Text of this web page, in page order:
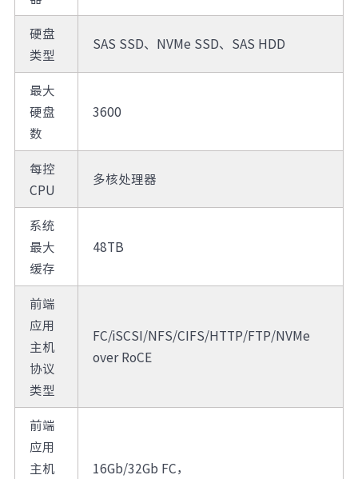
硬盘
类型
SAS SSD、NVMe SSD、SAS HDD
最大
硬盘
数
3600
每控
CPU
多核处理器
系统
最大
缓存
48TB
前端
应用
主机
协议
类型
FC/iSCSI/NFS/CIFS/HTTP/FTP/NVMe
over RoCE
前端
应用
主机
16Gb/32Gb FC，